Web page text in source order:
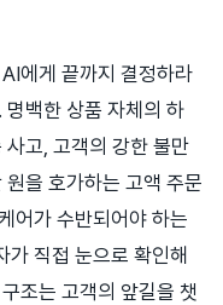
에게 끝까지 결정하라
백한 상품 자체의 하
고, 고객의 강한 불만
을 호가하는 고액 주문
어가 수반되어야 하는
가 직접 눈으로 확인해
조는 고객의 앞길을 챗